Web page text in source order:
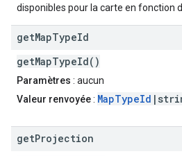
disponibles pour la carte en fonction
getMapTypeId
getMapTypeId()
Paramètres : aucun
Valeur renvoyée: MapTypeId
getProjection